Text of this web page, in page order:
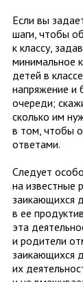
Если вы
шаги, чтобы
к классу,
минимальное
детей в
напряжение и
очереди;
сколько им
в том, чтобы
ответами.
Следует
на известные
заикающихся
в ее
эта
и родители
заикающихся
их